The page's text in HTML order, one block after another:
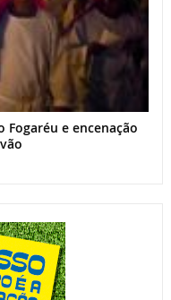
Fogaréu e encenação